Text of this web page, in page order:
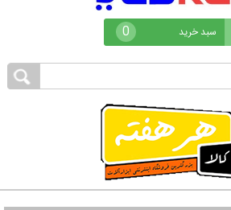
سبد خرید 0